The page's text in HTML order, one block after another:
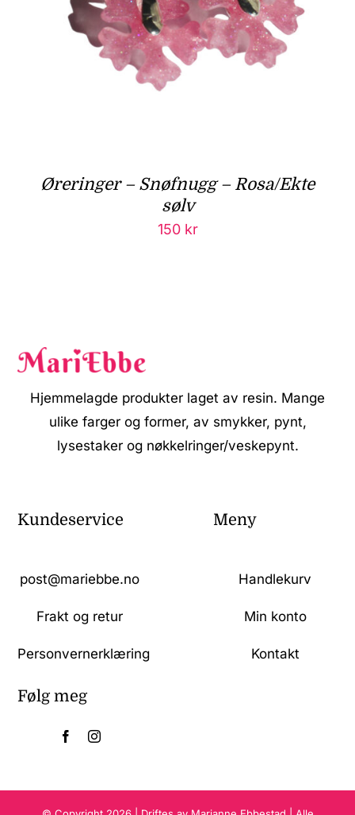
Øreringer – Snøfnugg – Rosa/Ekte
sølv
150 kr
Hjemmelagde produkter laget av resin. Mange
ulike farger og former, av smykker, pynt,
lysestaker og nøkkelringer/veskepynt.
Kundeservice
post@mariebbe.no
Frakt og retur
Personvernerklæring
Meny
Handlekurv
Min konto
Kontakt
Følg meg